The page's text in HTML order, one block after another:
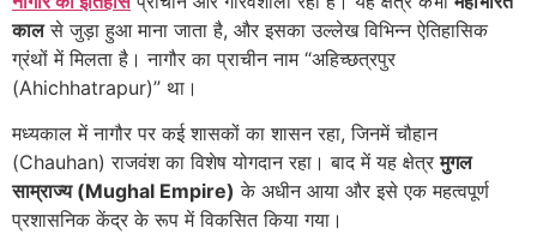
कालसे जुड़ा हुआ माना जाता है, और इसका उल्लेख विभिन्न ऐतिहासिक
ग्रंथों में मिलता है। नागौर का प्राचीन नाम “अहिच्छत्रपुर
(Ahichhatrapur)” था।
मध्यकाल में नागौर पर कई शासकों का शासन रहा, जिनमें चौहान
(Chauhan) राजवंश का विशेष योगदान रहा। बाद में यह क्षेत्रमुगल
साम्राज्य (Mughal Empire) के अधीन आया और इसे एक महत्वपूर्ण
प्रशासनिक केंद्र के रूप में विकसित किया गया।